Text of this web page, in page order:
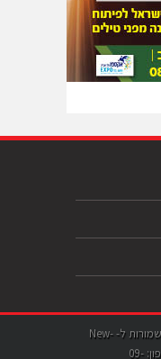
New-Tech Magazine | כל הזכויות שמורות ל- New-
Tech Magazines Group Ltd. | טלפון: 09-